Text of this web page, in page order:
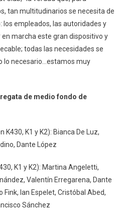
tan multitudinarios se necesita de
los empleados, las autoridades y
marcha este gran dispositivo y
todas las necesidades se
lo necesario…estamos muy
de medio fondo de
K1 y K2): Bianca De Luz,
Dante López
K1 y K2): Martina Angeletti,
Valentín Erregarena, Dante
Fink, Ian Espelet, Cristóbal Abed,
Sánchez